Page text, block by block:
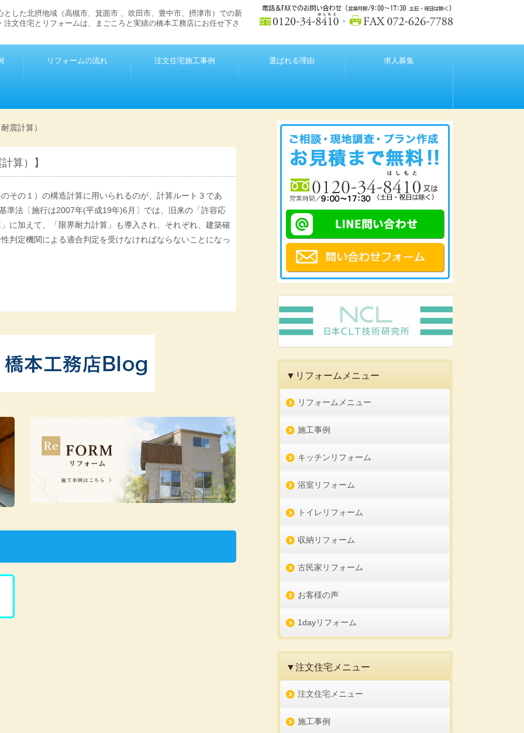
とした北摂地域（高槻市、箕面市 、吹田市、豊中市、摂津市）での新
注文住宅とリフォームは、まごころと実績の橋本工務店にお任せ下さ
リフォームの流れ 注文住宅施工事例 選ばれる理由 求人募集
震計算）
算）】
その１）の構造計算に用いられるのが、計算ルート３であ
準法〔施行は2007年(平成19年)6月〕では、旧来の「許容応
に加えて、「限界耐力計算」も導入され、それぞれ、建築確
判定機関による適合判定を受けなければならないことになっ
▼リフォームメニュー
リフォームメニュー
施工事例
キッチンリフォーム
浴室リフォーム
トイレリフォーム
収納リフォーム
古民家リフォーム
お客様の声
1dayリフォーム
▼注文住宅メニュー
注文住宅メニュー
施工事例